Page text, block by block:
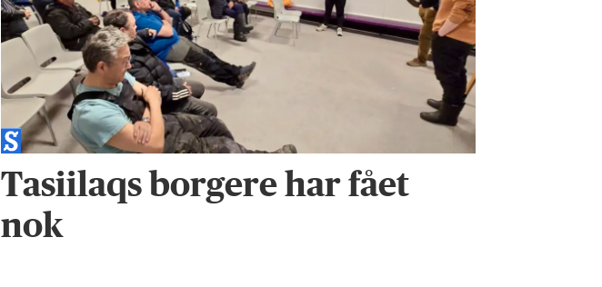
Tasiilaqs borgere har fået
nok